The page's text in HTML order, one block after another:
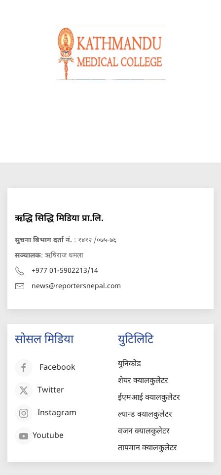
ऋद्धि सिद्धि मिडिया प्रा.लि.
सुचना बिभाग दर्ता नं. : १४१२ /०७५-७६
सञ्चालक: ऋषिराज धमला
+977 01-5902213/14
news@reportersnepal.com
सोसल मिडिया
Facebook
Twitter
Instagram
Youtube
युटिलिटि
युनिकोड
शेयर क्यालकुलेटर
ईएमआई क्यालकुलेटर
ल्यान्ड क्यालकुलेटर
वजन क्यालकुलेटर
तापमान क्यालकुलेटर